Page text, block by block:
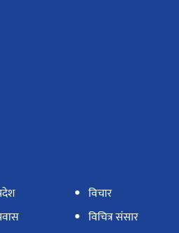
विचार
विचित्र संसार